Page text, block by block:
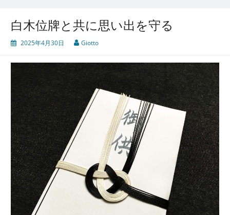
白木位牌と共に思い出を守る
2025年4月30日 Giotto